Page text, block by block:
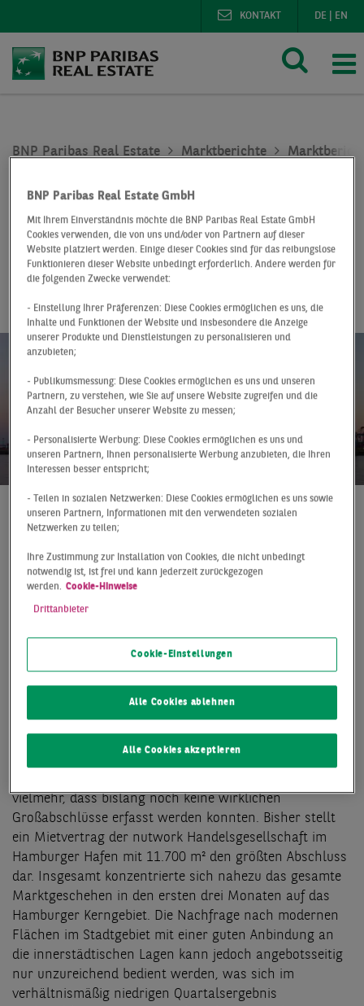
DE EN
KONTAKT
BNP Paribas Real Estate Marktberichte
At a Glance Q1 2019
Logistikmarkt
Hamburg
At a Glance Hamburg
SEHR VERHALTENES
ERSTES QUARTAL
verzeichnet im ersten Quartal einen moderaten
Jahresauftakt. Der insgesamt registrierte
liegt damit rund 30 % unter dem vergleichbaren
Vorjahreswert. Der 10-jährige Durchschnitt wurde
einer rückläufigen Nachfrage gesprochen werden.
vielmehr, dass bislang noch keine wirklichen
Großabschlüsse erfasst werden konnten. Bisher stellt
ein Mietvertrag der nutwork Handelsgesellschaft im
Hamburger Hafen mit 11.700 m² den größten Abschluss
dar. Insgesamt konzentrierte sich nahezu das gesamte
Marktgeschehen in den ersten drei Monaten auf das
Hamburger Kerngebiet. Die Nachfrage nach modernen
Flächen im Stadtgebiet mit einer guten Anbindung an
die innerstädtischen Lagen kann jedoch angebotsseitig
nur unzureichend bedient werden, was sich im
verhältnismäßig niedrigen Quartalsergebnis
BNP Paribas Real Estate GmbH
Mit Ihrem Einverständnis möchte die BNP Paribas Real Estate GmbH
Cookies verwenden, die von uns und/oder von Partnern auf dieser
Website platziert werden. Einige dieser Cookies sind für das reibungslose
Funktionieren dieser Website unbedingt erforderlich. Andere werden für
die folgenden Zwecke verwendet:
- Einstellung Ihrer Präferenzen: Diese Cookies ermöglichen es uns, die
Inhalte und Funktionen der Website und insbesondere die Anzeige
unserer Produkte und Dienstleistungen zu personalisieren und
anzubieten;
- Publikumsmessung: Diese Cookies ermöglichen es uns und unseren
Partnern, zu verstehen, wie Sie auf unsere Website zugreifen und die
Anzahl der Besucher unserer Website zu messen;
- Personalisierte Werbung: Diese Cookies ermöglichen es uns und
unseren Partnern, Ihnen personalisierte Werbung anzubieten, die Ihren
Interessen besser entspricht;
- Teilen in sozialen Netzwerken: Diese Cookies ermöglichen es uns sowie
unseren Partnern, Informationen mit den verwendeten sozialen
Netzwerken zu teilen;
Ihre Zustimmung zur Installation von Cookies, die nicht unbedingt
notwendig ist, ist frei und kann jederzeit zurückgezogen
werden. Cookie-Hinweise
Drittanbieter
Cookie-Einstellungen
Alle Cookies ablehnen
Alle Cookies akzeptieren